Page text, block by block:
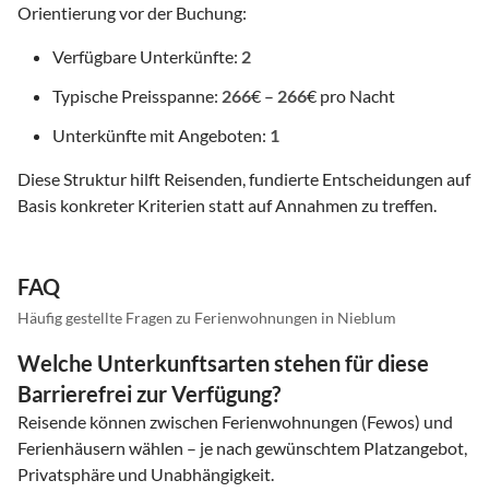
Orientierung vor der Buchung:
Verfügbare Unterkünfte: 2
Typische Preisspanne: 266€ – 266€ pro Nacht
Unterkünfte mit Angeboten: 1
Diese Struktur hilft Reisenden, fundierte Entscheidungen auf
Basis konkreter Kriterien statt auf Annahmen zu treffen.
FAQ
Häufig gestellte Fragen zu Ferienwohnungen in Nieblum
Welche Unterkunftsarten stehen für diese
Barrierefrei zur Verfügung?
Reisende können zwischen Ferienwohnungen (Fewos) und
Ferienhäusern wählen – je nach gewünschtem Platzangebot,
Privatsphäre und Unabhängigkeit.